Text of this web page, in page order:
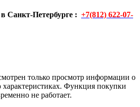
Санкт-Петербурге : +7(812) 622-07-
только просмотр информации о
характеристиках. Функция покупки
не работает.